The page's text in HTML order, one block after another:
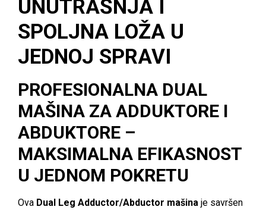
UNUTRAŠNJA I
SPOLJNA LOŽA U
JEDNOJ SPRAVI
PROFESIONALNA DUAL
MAŠINA ZA ADDUKTORE I
ABDUKTORE –
MAKSIMALNA EFIKASNOST
U JEDNOM POKRETU
Ova Dual Leg Adductor/Abductor mašina je savršen